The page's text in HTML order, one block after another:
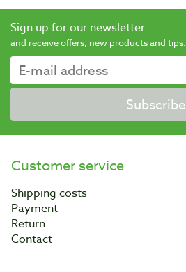
Sign up for our newsletter
and receive offers, new products and tips.
Subscribe
Customer service
Shipping costs
Payment
Return
Contact